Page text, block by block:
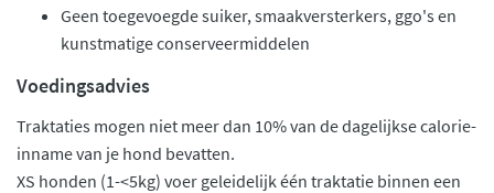
Geen toegevoegde suiker, smaakversterkers, ggo's en
kunstmatige conserveermiddelen
Voedingsadvies
Traktaties mogen niet meer dan 10% van de dagelijkse calorie-
inname van je hond bevatten.
XS honden (1-<5kg) voer geleidelijk één traktatie binnen een